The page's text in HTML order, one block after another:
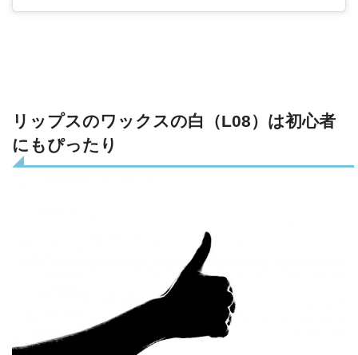
リップスのワックスの白（L08）は初心者
にもぴったり